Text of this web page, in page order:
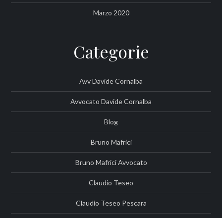
Marzo 2020
Categorie
Avv Davide Cornalba
Avvocato Davide Cornalba
Blog
Bruno Mafrici
Bruno Mafrici Avvocato
Claudio Teseo
Claudio Teseo Pescara